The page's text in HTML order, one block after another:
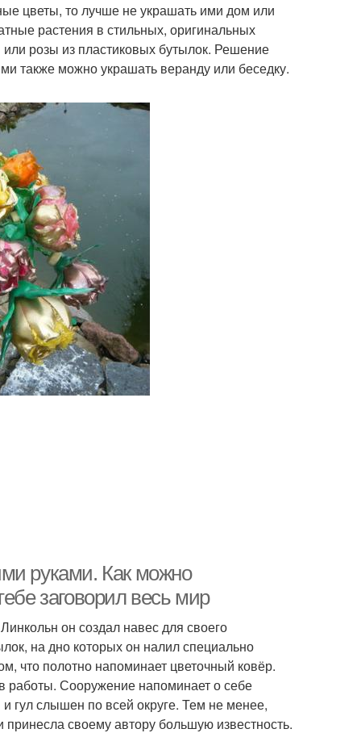
цветы, то лучше не украшать ими дом или
растения в стильных, оригинальных
розы из пластиковых бутылок. Решение
также можно украшать веранду или беседку.
руками. Как можно
заговорил весь мир
он создал навес для своего
на дно которых он налил специально
что полотно напоминает цветочный ковёр.
работы. Сооружение напоминает о себе
гул слышен по всей округе. Тем не менее,
своему автору большую известность.